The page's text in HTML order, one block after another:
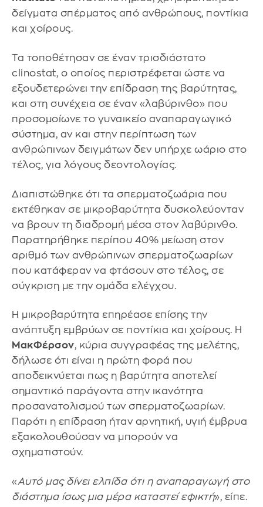
δείγματα σπέρματος από ανθρώπους, ποντίκια
και χοίρους.
Τα τοποθέτησαν σε έναν τρισδιάστατο
clinostat, ο οποίος περιστρέφεται ώστε να
εξουδετερώνει την επίδραση της βαρύτητας,
και στη συνέχεια σε έναν «λαβύρινθο» που
προσομοίωνε το γυναικείο αναπαραγωγικό
σύστημα, αν και στην περίπτωση των
ανθρώπινων δειγμάτων δεν υπήρχε ωάριο στο
τέλος, για λόγους δεοντολογίας.
Διαπιστώθηκε ότι τα σπερματοζωάρια που
εκτέθηκαν σε μικροβαρύτητα δυσκολεύονταν
να βρουν τη διαδρομή μέσα στον λαβύρινθο.
Παρατηρήθηκε περίπου 40% μείωση στον
αριθμό των ανθρώπινων σπερματοζωαρίων
που κατάφεραν να φτάσουν στο τέλος, σε
σύγκριση με την ομάδα ελέγχου.
Η μικροβαρύτητα επηρέασε επίσης την
ανάπτυξη εμβρύων σε ποντίκια και χοίρους. Η
ΜακΦέρσον, κύρια συγγραφέας της μελέτης,
δήλωσε ότι είναι η πρώτη φορά που
αποδεικνύεται πως η βαρύτητα αποτελεί
σημαντικό παράγοντα στην ικανότητα
προσανατολισμού των σπερματοζωαρίων.
Παρότι η επίδραση ήταν αρνητική, υγιή έμβρυα
εξακολουθούσαν να μπορούν να
σχηματιστούν.
«Αυτό μας δίνει ελπίδα ότι η αναπαραγωγή στο
διάστημα ίσως μια μέρα καταστεί εφικτή», είπε.